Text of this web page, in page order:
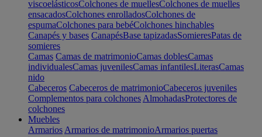
viscoelásticosColchones de muellesColchones de muelles
ensacadosColchones enrolladosColchones de
espumaColchones para bebéColchones hinchables
Canapés y bases CanapésBase tapizadasSomieresPatas de
somieres
Camas Camas de matrimonioCamas doblesCamas
individualesCamas juvenilesCamas infantilesLiterasCamas
nido
Cabeceros Cabeceros de matrimonioCabeceros juveniles
Complementos para colchones AlmohadasProtectores de
colchones
Muebles
Armarios Armarios de matrimonioArmarios puertas